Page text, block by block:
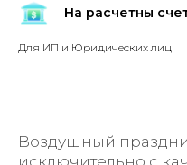
На расчетны
Для ИП и Юридических лиц
Воздушный
исключительно с